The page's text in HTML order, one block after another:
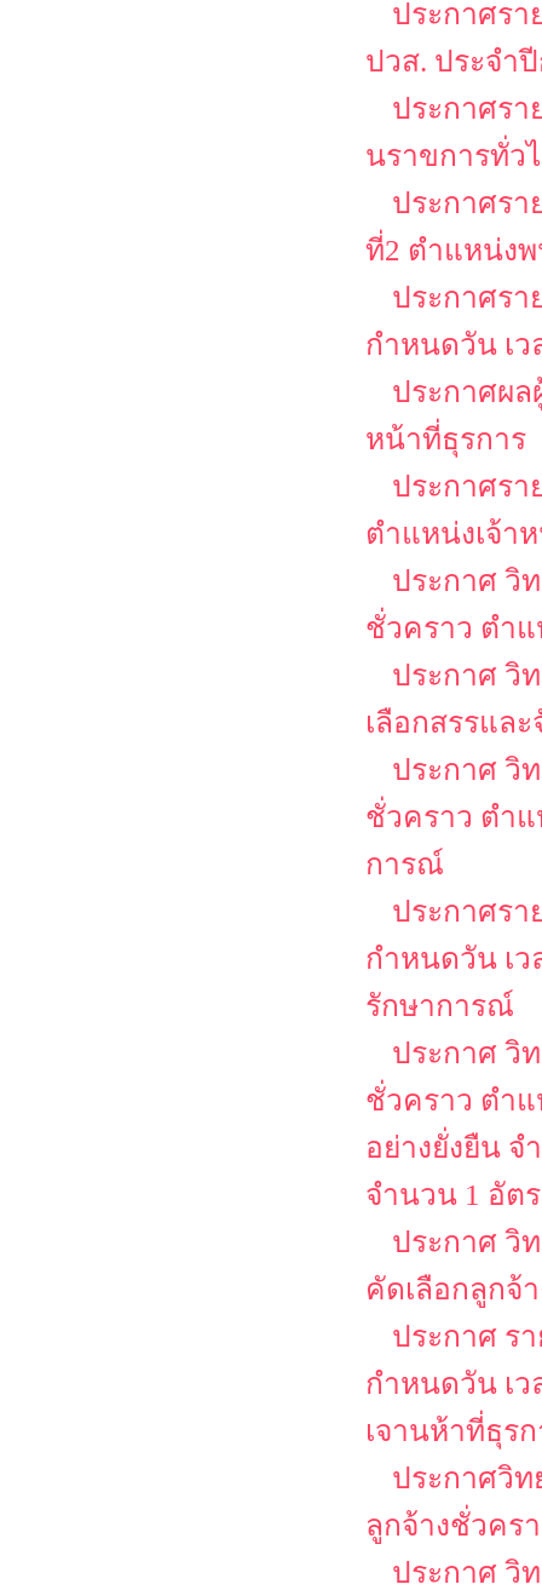
ประกาศร
ปวส. ประจำ
ประกาศรา
นราขการทั่ว
ประกาศรา
ที่2 ตำแหน่ง
ประกาศรา
กำหนดวัน เว
ประกาศผล
หน้าที่ธุรการ
ประกาศรา
ตำแหน่งเจ้า
ประกาศ วิ
ชั่วคราว ตำ
ประกาศ วิ
เลือกสรรแล
ประกาศ วิ
ชั่วคราว ตำ
การณ์
ประกาศรา
กำหนดวัน เว
รักษาการณ์
ประกาศ วิ
ชั่วคราว ตำแ
อย่างยั่งยืน
จำนวน 1 อัต
ประกาศ วิ
คัดเลือกลูกจ้
ประกาศ ร
กำหนดวัน เ
เจานห้าที่ธุร
ประกาศวิท
ลูกจ้างชั่วคร
ประกาศ วิ